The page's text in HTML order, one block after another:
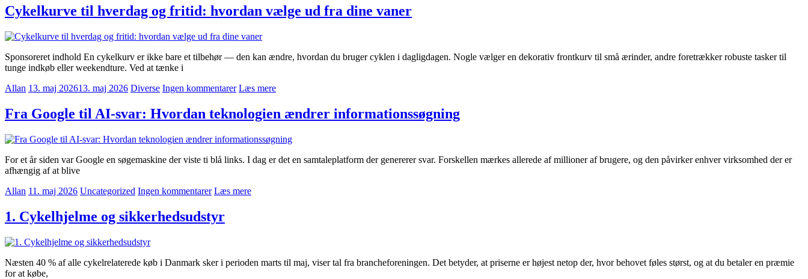
Cykelkurve til hverdag og fritid: hvordan vælge ud fra dine vaner
Sponsoreret indhold En cykelkurv er ikke bare et tilbehør — den kan ændre, hvordan du bruger cyklen i dagligdagen. Nogle vælger en dekorativ frontkurv til små ærinder, andre foretrækker robuste tasker til
tunge indkøb eller weekendture. Ved at tænke i
Allan 13. maj 202613. maj 2026 Diverse Ingen kommentarer Læs mere
Fra Google til AI-svar: Hvordan teknologien ændrer informationssøgning
For et år siden var Google en søgemaskine der viste ti blå links. I dag er det en samtaleplatform der genererer svar. Forskellen mærkes allerede af millioner af brugere, og den påvirker enhver virksomhed der er
afhængig af at blive
Allan 11. maj 2026 Uncategorized Ingen kommentarer Læs mere
1. Cykelhjelme og sikkerhedsudstyr
Næsten 40 % af alle cykelrelaterede køb i Danmark sker i perioden marts til maj, viser tal fra brancheforeningen. Det betyder, at priserne er højest netop der, hvor behovet føles størst, og at du betaler en præmie
for at købe,